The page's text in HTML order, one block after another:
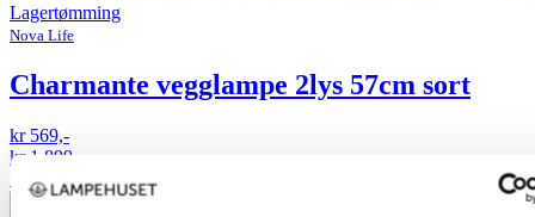
Lagertømming
Nova Life
Charmante vegglampe 2lys 57cm sort
kr 569,-
kr 1 899,-
70%